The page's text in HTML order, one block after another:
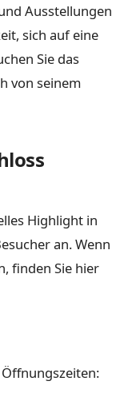
Ausstellungen
sich auf eine
Sie das
von seinem
Highlight in
an. Wenn
finden Sie hier